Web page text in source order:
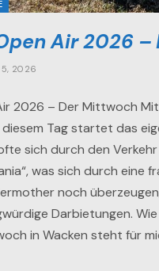
Air 2026
5, 2026
2026 – Der Mittwoch
Tag startet das
sich durch den
was sich durch eine
noch
Darbietungen.
in Wacken steht für